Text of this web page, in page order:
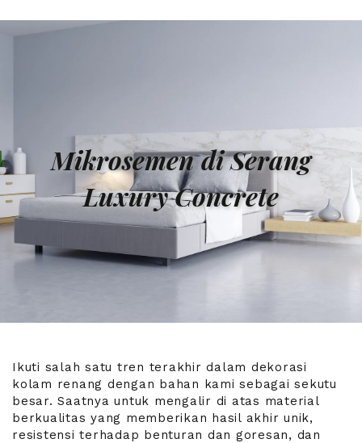
Mikrosemen di Serang
Luxury Concrete
Ikuti salah satu tren terakhir dalam dekorasi
kolam renang dengan bahan kami sebagai sekutu
besar. Saatnya untuk mengalir di atas material
berkualitas yang memberikan hasil akhir unik,
resistensi terhadap benturan dan goresan, dan